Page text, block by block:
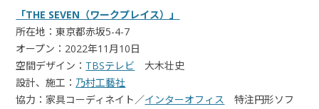
「THE SEVEN（ワークプレイス）」
所在地：東京都赤坂5-4-7
オープン：2022年11月10日
空間デザイン： TBSテレビ 大木壮史
設計、施工： 乃村工藝社
協力：家具コーディネイト／インターオフィス 特注円形ソフ